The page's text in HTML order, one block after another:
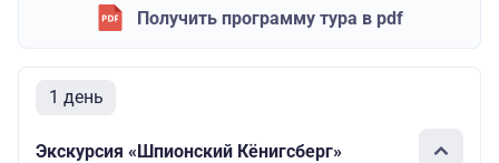
Получить программу тура в pdf
1 день
Экскурсия «Шпионский Кёнигсберг»